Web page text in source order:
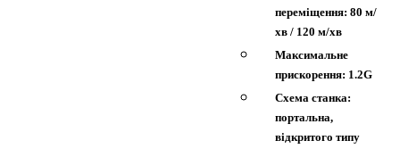
переміщення: 80 м/
хв / 120 м/хв
Максимальне
прискорення: 1.2G
Схема станка:
портальна,
відкритого типу